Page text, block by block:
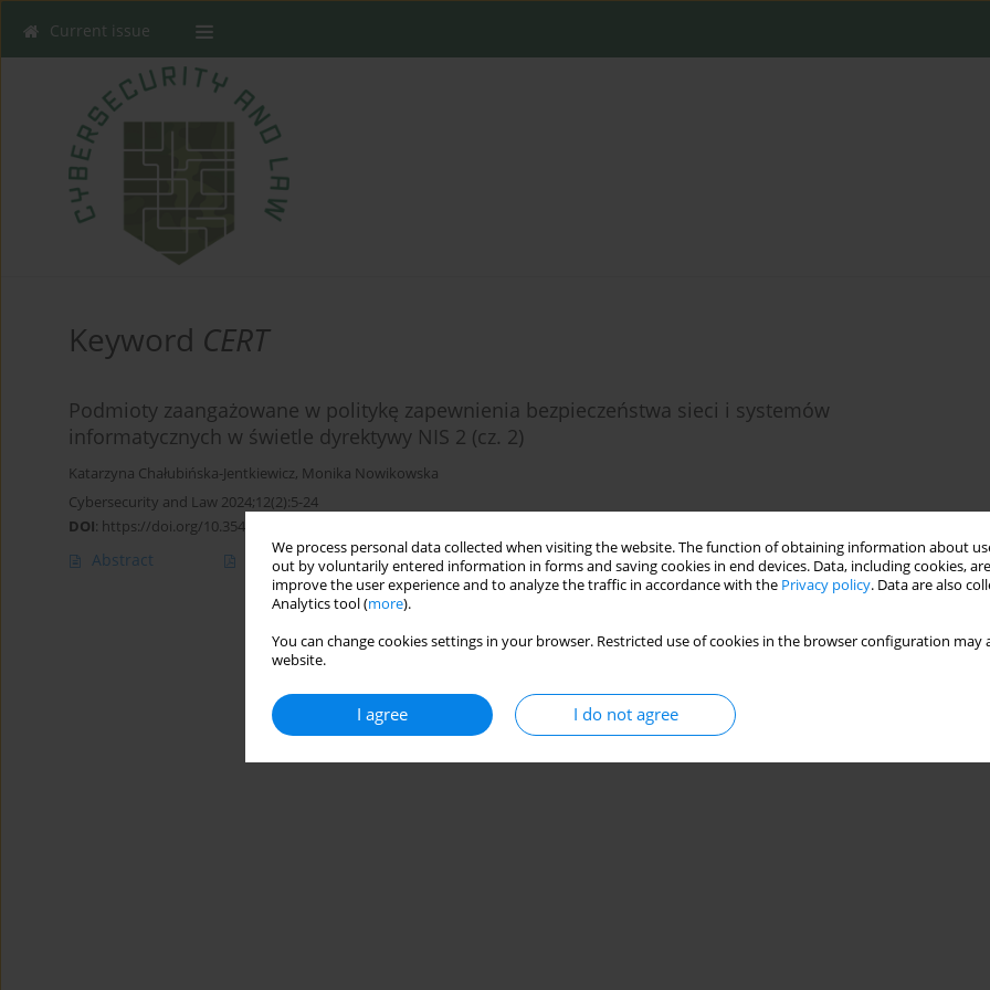
We process personal data collected when visiting the website. The function of obtaining information about
out by voluntarily entered information in forms and saving cookies in end devices. Data, including cookies,
improve the user experience and to analyze the traffic in accordance with the Privacy policy. Data are also
Analytics tool (more).
You can change cookies settings in your browser. Restricted use of cookies in the browser configuration
website.
I agree I do not agree
Current issue
Keyword CERT
Podmioty zaangażowane w politykę zapewnienia bezpieczeństwa sieci i systemów
informatycznych w świetle dyrektywy NIS 2 (cz. 2)
Katarzyna Chałubińska-Jentkiewicz, Monika Nowikowska
Cybersecurity and Law 2024;12(2):5-24
DOI: https://doi.org/10.35467/cal/188555
Abstract Article(PDF) Stats